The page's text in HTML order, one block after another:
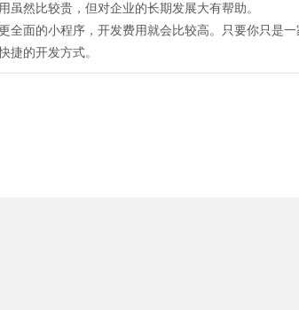
然比较贵，但对企业的长期发展大有帮助。
面的小程序，开发费用就会比较高。只要你只是
捷的开发方式。